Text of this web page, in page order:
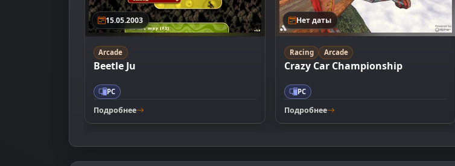
15.05.2003
Arcade
Beetle Ju
PC
Подробнее
Нет даты
Racing Arcade
Crazy Car Championship
PC
Подробнее